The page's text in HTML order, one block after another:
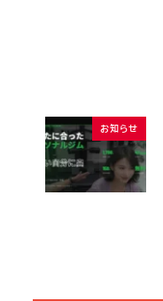
お知らせ